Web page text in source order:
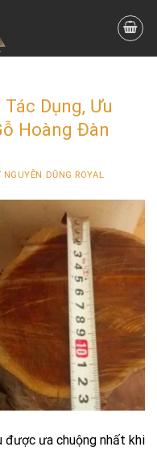
Dụng, Ưu
Hoàng Đàn
NGUYỄN DŨNG ROYAL
được ưa chuộng nhất khi